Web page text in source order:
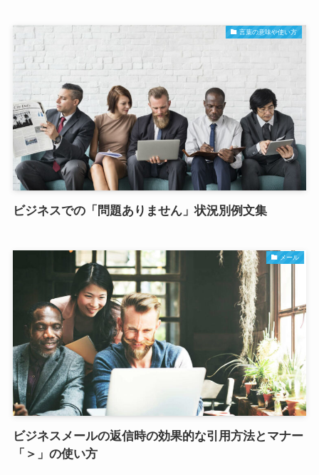
言葉の意味や使い方
ビジネスでの「問題ありません」状況別例文集
メール
ビジネスメールの返信時の効果的な引用方法とマナー
「＞」の使い方